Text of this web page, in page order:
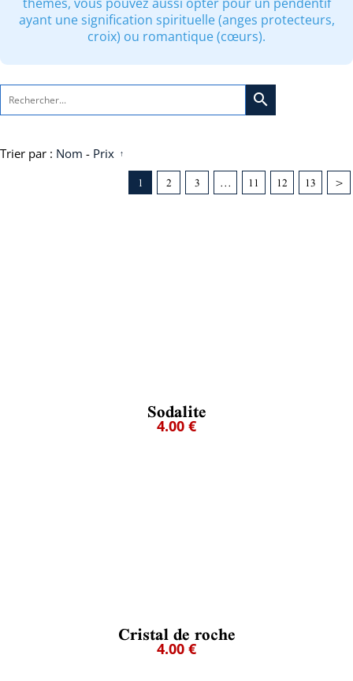
ayant une signification spirituelle (anges protecteurs,
croix) ou romantique (cœurs).
search
Trier par : Nom - Prix
1 2 3 ... 11 12 13 >
Sodalite
4.00 €
Cristal de roche
4.00 €